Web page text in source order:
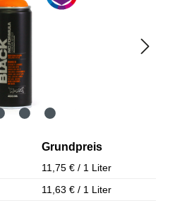
Grundpreis
11,75 € / 1 Liter
11,63 € / 1 Liter